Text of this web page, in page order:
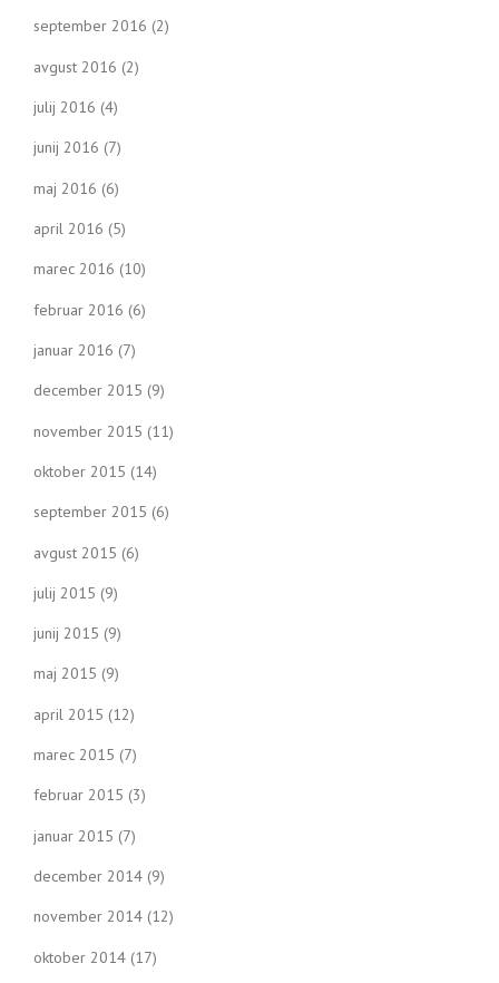
september 2016 (2)
avgust 2016 (2)
julij 2016 (4)
junij 2016 (7)
maj 2016 (6)
april 2016 (5)
marec 2016 (10)
februar 2016 (6)
januar 2016 (7)
december 2015 (9)
november 2015 (11)
oktober 2015 (14)
september 2015 (6)
avgust 2015 (6)
julij 2015 (9)
junij 2015 (9)
maj 2015 (9)
april 2015 (12)
marec 2015 (7)
februar 2015 (3)
januar 2015 (7)
december 2014 (9)
november 2014 (12)
oktober 2014 (17)